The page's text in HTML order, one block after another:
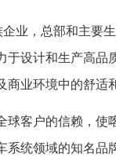
业，总部和主要
于设计和生产高品
业环境中的舒适
球客户的信赖，使
系统领域的知名品